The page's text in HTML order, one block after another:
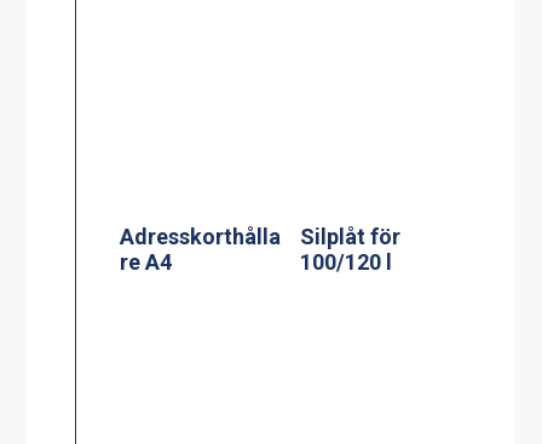
Adresskorthålla
re A4
Silplåt för
100/120 l